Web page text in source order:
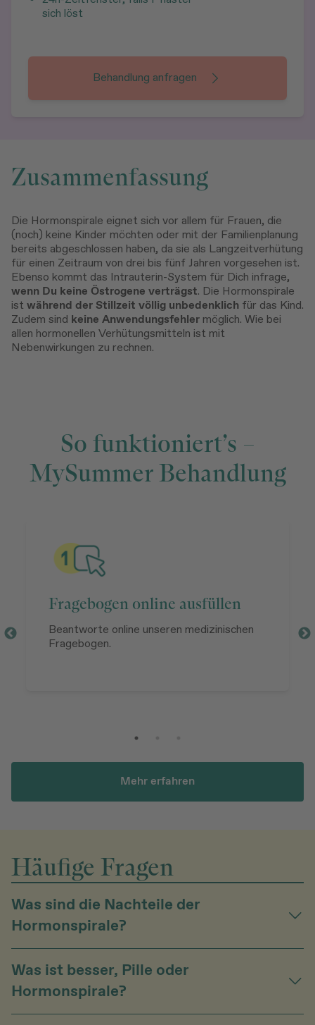
sich löst
Behandlung anfragen
Zusammenfassung
Die Hormonspirale eignet sich vor allem für Frauen, die
(noch) keine Kinder möchten oder mit der Familienplanung
bereits abgeschlossen haben, da sie als Langzeitverhütung
für einen Zeitraum von drei bis fünf Jahren vorgesehen ist.
Ebenso kommt das Intrauterin-System für Dich infrage,
wenn Du keine Östrogene verträgst. Die Hormonspirale
ist während der Stillzeit völlig unbedenklich für das Kind.
Zudem sind keine Anwendungsfehler möglich. Wie bei
allen hormonellen Verhütungsmitteln ist mit
Nebenwirkungen zu rechnen.
So funktioniert’s –
MySummer Behandlung
Fragebogen online ausfüllen
Beantworte online unseren medizinischen
Fragebogen.
Mehr erfahren
Häufige Fragen
Was sind die Nachteile der
Hormonspirale?
Was ist besser, Pille oder
Hormonspirale?